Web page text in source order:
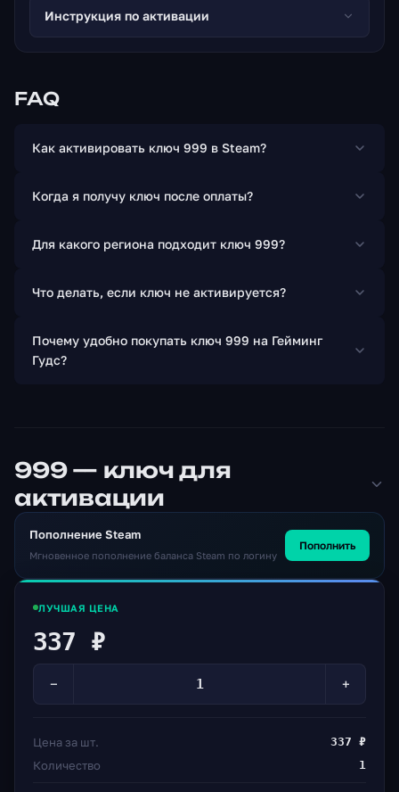
достижений Мышиная игра-игра Экстремальный
вызов и сложность Разнообразие дополнений и мини-
игр для разблокировки Streamers HUD,
Инструкция по активации
FAQ
Как активировать ключ 999 в Steam?
Когда я получу ключ после оплаты?
Для какого региона подходит ключ 999?
Что делать, если ключ не активируется?
Почему удобно покупать ключ 999 на Гейминг
Гудс?
999 — ключ для
активации
Пополнение Steam
Мгновенное пополнение баланса Steam по логину
Пополнить
ЛУЧШАЯ ЦЕНА
337 ₽
− +
Цена за шт. 337 ₽
Количество 1